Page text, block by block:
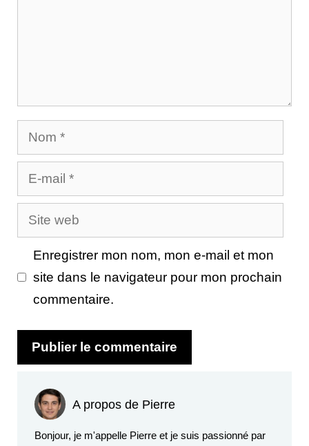
Nom
E-
mail
Site
web
Enregistrer mon nom, mon e-mail et mon
site dans le navigateur pour mon prochain
commentaire.
A propos de Pierre
Bonjour, je m'appelle Pierre et je suis passionné par